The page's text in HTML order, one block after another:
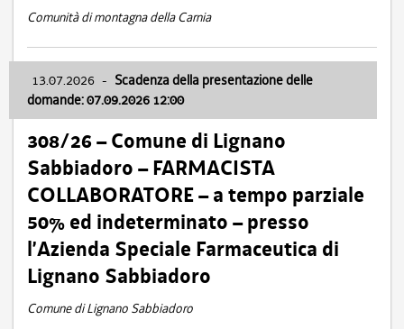
Comunità di montagna della Carnia
13.07.2026 - Scadenza della presentazione delle
domande: 07.09.2026 12:00
308/26 – Comune di Lignano
Sabbiadoro – FARMACISTA
COLLABORATORE – a tempo parziale
50% ed indeterminato – presso
l’Azienda Speciale Farmaceutica di
Lignano Sabbiadoro
Comune di Lignano Sabbiadoro